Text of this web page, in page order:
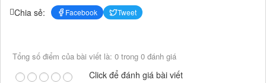
Chia sẻ: Facebook Tweet
Tổng số điểm của bài viết là: 0 trong 0 đánh giá
Click để đánh giá bài viết